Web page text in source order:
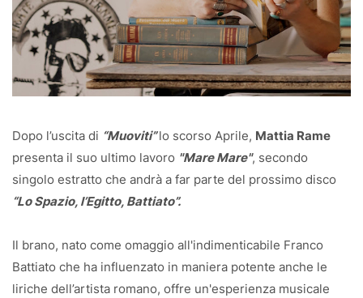
Dopo l’uscita di “Muoviti”lo scorso Aprile, Mattia Rame
presenta il suo ultimo lavoro "Mare Mare", secondo
singolo estratto che andrà a far parte del prossimo disco
“Lo Spazio, l’Egitto, Battiato”.
Il brano, nato come omaggio all'indimenticabile Franco
Battiato che ha influenzato in maniera potente anche le
liriche dell’artista romano, offre un'esperienza musicale